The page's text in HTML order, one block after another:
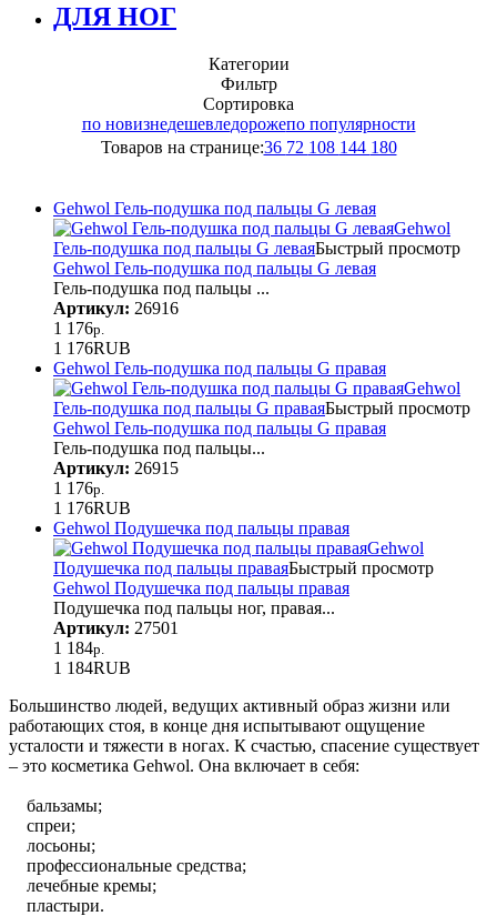
ДЛЯ НОГ
Категории
Фильтр
Сортировка
по новизнедешевледорожепо популярности
Товаров на странице:36 72 108 144 180
Gehwol Гель-подушка под пальцы G левая
Gehwol
Гель-подушка под пальцы G леваяБыстрый просмотр
Gehwol Гель-подушка под пальцы G левая
Гель-подушка под пальцы ...
Артикул: 26916
1 176р.
1 176RUB
Gehwol Гель-подушка под пальцы G правая
Gehwol
Гель-подушка под пальцы G праваяБыстрый просмотр
Gehwol Гель-подушка под пальцы G правая
Гель-подушка под пальцы...
Артикул: 26915
1 176р.
1 176RUB
Gehwol Подушечка под пальцы правая
Gehwol
Подушечка под пальцы праваяБыстрый просмотр
Gehwol Подушечка под пальцы правая
Подушечка под пальцы ног, правая...
Артикул: 27501
1 184р.
1 184RUB
Большинство людей, ведущих активный образ жизни или
работающих стоя, в конце дня испытывают ощущение
усталости и тяжести в ногах. К счастью, спасение существует
– это косметика Gehwol. Она включает в себя:
бальзамы;
спреи;
лосьоны;
профессиональные средства;
лечебные кремы;
пластыри.